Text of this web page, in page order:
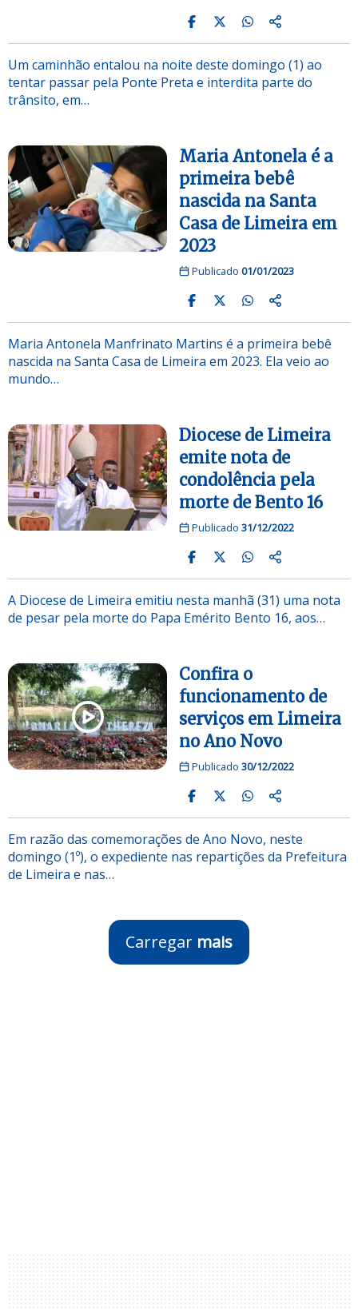
Um caminhão entalou na noite deste domingo (1) ao
tentar passar pela Ponte Preta e interdita parte do
trânsito, em…
Maria Antonela é a
primeira bebê
nascida na Santa
Casa de Limeira em
2023
Publicado 01/01/2023
Maria Antonela Manfrinato Martins é a primeira bebê
nascida na Santa Casa de Limeira em 2023. Ela veio ao
mundo…
Diocese de Limeira
emite nota de
condolência pela
morte de Bento 16
Publicado 31/12/2022
A Diocese de Limeira emitiu nesta manhã (31) uma nota
de pesar pela morte do Papa Emérito Bento 16, aos…
Confira o
funcionamento de
serviços em Limeira
no Ano Novo
Publicado 30/12/2022
Em razão das comemorações de Ano Novo, neste
domingo (1º), o expediente nas repartições da Prefeitura
de Limeira e nas…
Carregar mais